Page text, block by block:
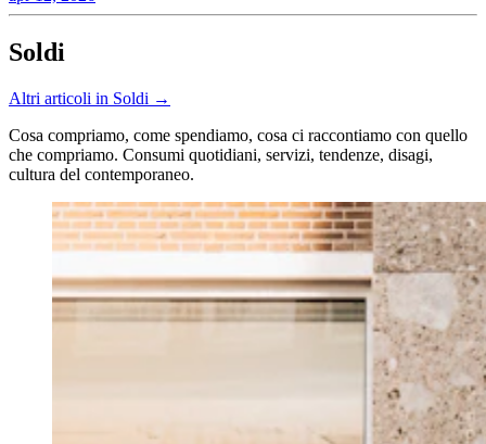
Soldi
Altri articoli in Soldi →
Cosa compriamo, come spendiamo, cosa ci raccontiamo con quello
che compriamo. Consumi quotidiani, servizi, tendenze, disagi,
cultura del contemporaneo.